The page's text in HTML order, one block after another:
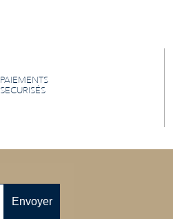
PAIEMENTS
SECURISÉS
Envoyer